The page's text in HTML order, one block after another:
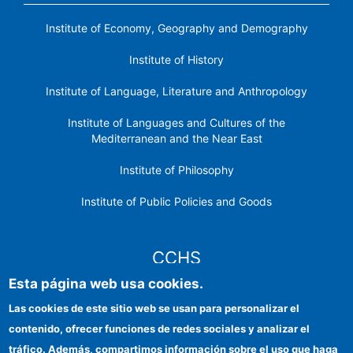
Institute of Economy, Geography and Demography
Institute of History
Institute of Language, Literature and Anthropology
Institute of Languages ​​and Cultures of the
Mediterranean and the Near East
Institute of Philosophy
Institute of Public Policies and Goods
CCHS
Institutional identity
Esta página web usa cookies.
Las cookies de este sitio web se usan para personalizar el
contenido, ofrecer funciones de redes sociales y analizar el
tráfico. Además, compartimos información sobre el uso que haga